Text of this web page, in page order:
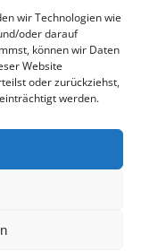
wir Technologien wie
oder darauf
können wir Daten
Website
oder zurückziehst,
werden.